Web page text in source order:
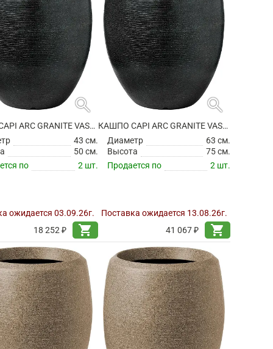
search
КАШПО CAPI ARC GRANITE VASE ELEGANT DELUXE BLACK
43 см.
50 см.
по
2 шт.
ожидается 03.09.26г.
18 252 ₽
shopping_cart
search
КАШПО CAPI ARC GRANITE VASE ELEGANT DELUXE BLACK
Диаметр
63 см.
Высота
75 см.
Продается по
2 шт.
Поставка ожидается 13.08.26г.
41 067 ₽
shopping_cart